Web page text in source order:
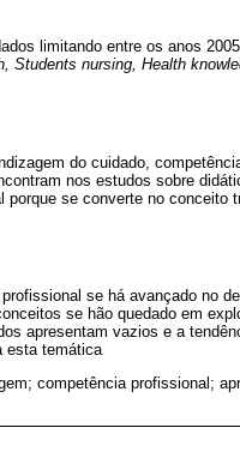
limitando entre os anos
Students nursing, Health
do cuidado,
nos estudos sobre
se converte no conceito
se há avançado no
se hão quedado em
apresentam vazios e a
esta temática
competência profissional;